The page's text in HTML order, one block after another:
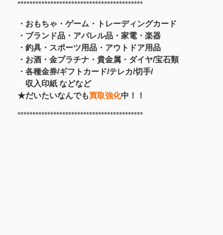
******************************************
・おもちゃ・ゲーム・トレーディングカード
・ブランド品・アパレル品・家電・楽器
・釣具・スポーツ用品・アウトドア用品
・お酒・金プラチナ・貴金属・ ダイヤ/宝石類
・各種金券/ギフトカード/テレカ/切手/
収入印紙 などなど
★だいたいなんでも買取強化中！！
******************************************